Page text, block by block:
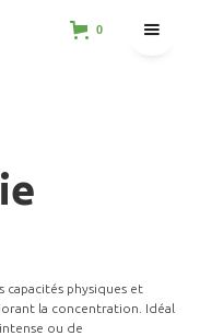
0
capacités physiques et
la concentration. Idéal
ou de